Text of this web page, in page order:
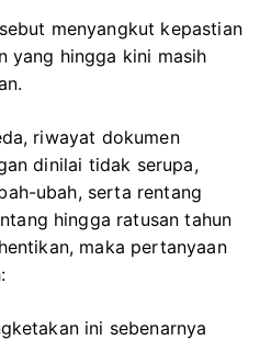
menyangkut kepastian
yang hingga kini masih
riwayat dokumen
dinilai tidak serupa,
ubah, serta rentang
hingga ratusan tahun
maka pertanyaan
ini sebenarnya